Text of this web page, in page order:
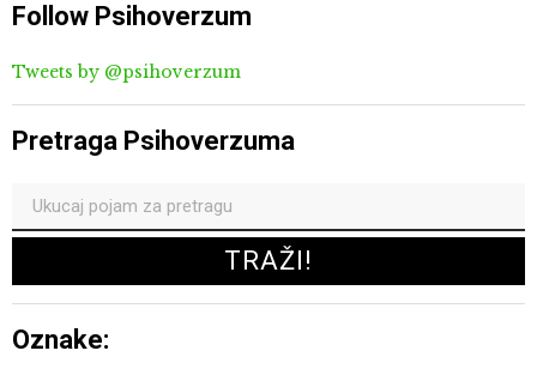
Follow Psihoverzum
Tweets by @psihoverzum
Pretraga Psihoverzuma
Oznake: